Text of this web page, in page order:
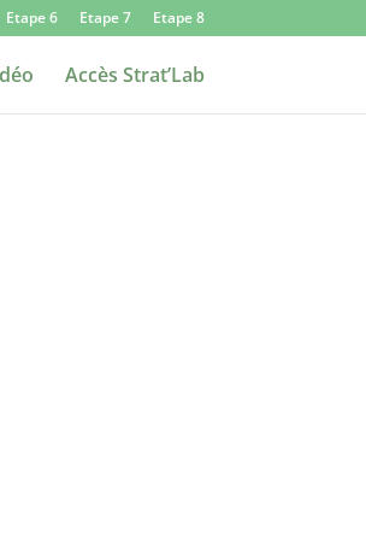
Etape 6 Etape 7 Etape 8
Accès Strat’Lab